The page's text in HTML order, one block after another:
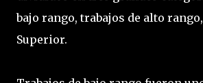
bajo rango, trabajos de alto
Superior.